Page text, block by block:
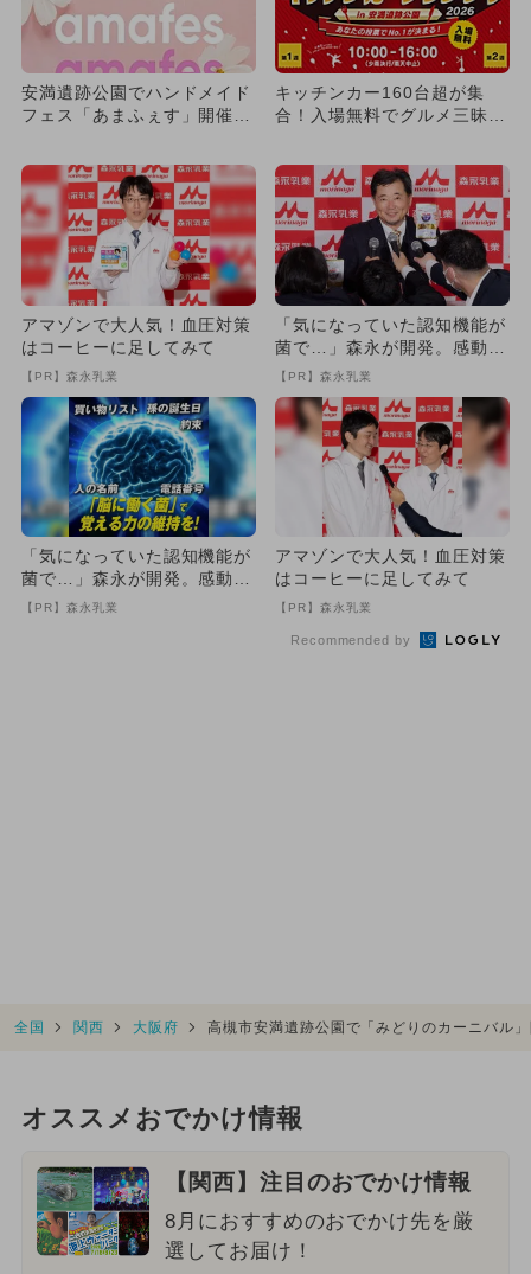
安満遺跡公園でハンドメイド
フェス「あまふぇす」開催
も
キッチンカー160台超が集
合！入場無料でグルメ三昧
典
アマゾンで大人気！血圧対策
はコーヒーに足してみて
【PR】森永乳業
「気になっていた認知機能が
菌で…」森永が開発。感動の
70代続出
【PR】森永乳業
「気になっていた認知機能が
菌で…」森永が開発。感動の
70代続出
【PR】森永乳業
アマゾンで大人気！血圧対策
はコーヒーに足してみて
【PR】森永乳業
Recommended by
全国 関西 大阪府 高槻市安満遺跡公園で「みどりのカーニバル
オススメおでかけ情報
【関西】注目のおでかけ情報
8月におすすめのおでかけ先を厳
選してお届け！